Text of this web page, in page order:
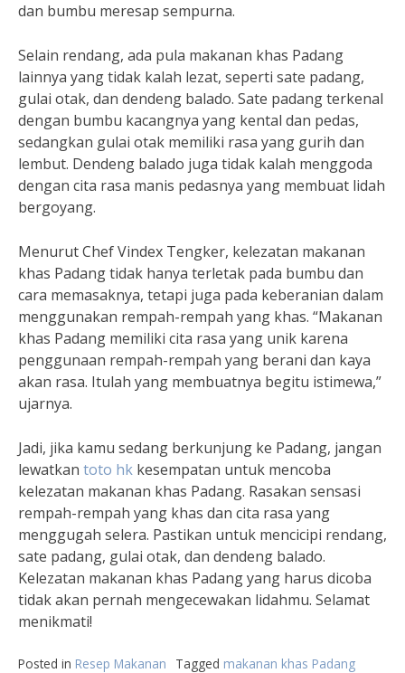
dan bumbu meresap sempurna.
Selain rendang, ada pula makanan khas Padang
lainnya yang tidak kalah lezat, seperti sate padang,
gulai otak, dan dendeng balado. Sate padang terkenal
dengan bumbu kacangnya yang kental dan pedas,
sedangkan gulai otak memiliki rasa yang gurih dan
lembut. Dendeng balado juga tidak kalah menggoda
dengan cita rasa manis pedasnya yang membuat lidah
bergoyang.
Menurut Chef Vindex Tengker, kelezatan makanan
khas Padang tidak hanya terletak pada bumbu dan
cara memasaknya, tetapi juga pada keberanian dalam
menggunakan rempah-rempah yang khas. “Makanan
khas Padang memiliki cita rasa yang unik karena
penggunaan rempah-rempah yang berani dan kaya
akan rasa. Itulah yang membuatnya begitu istimewa,”
ujarnya.
Jadi, jika kamu sedang berkunjung ke Padang, jangan
lewatkan toto hk kesempatan untuk mencoba
kelezatan makanan khas Padang. Rasakan sensasi
rempah-rempah yang khas dan cita rasa yang
menggugah selera. Pastikan untuk mencicipi rendang,
sate padang, gulai otak, dan dendeng balado.
Kelezatan makanan khas Padang yang harus dicoba
tidak akan pernah mengecewakan lidahmu. Selamat
menikmati!
Posted in Resep Makanan Tagged makanan khas Padang